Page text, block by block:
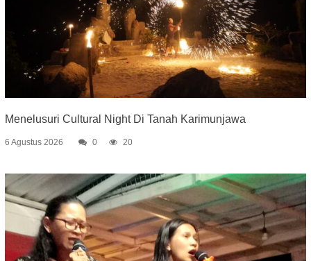
Menelusuri Cultural Night Di Tanah Karimunjawa
6 Agustus 2026 0 20